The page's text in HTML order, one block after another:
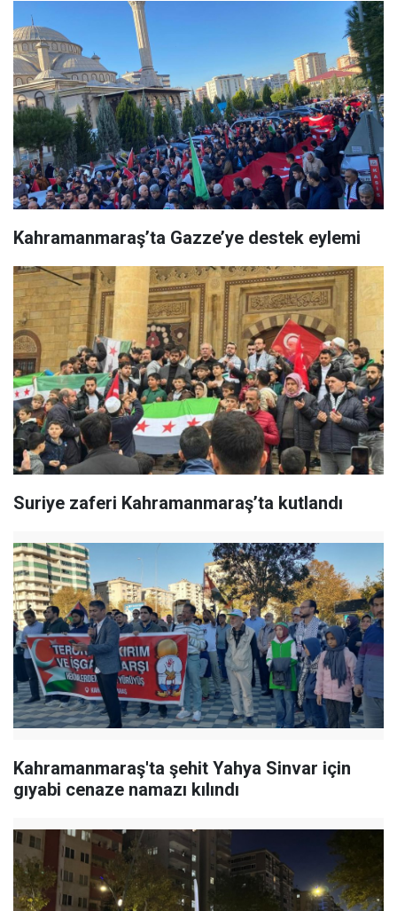
Kahramanmaraş’ta Gazze’ye destek eylemi
Suriye zaferi Kahramanmaraş’ta kutlandı
Kahramanmaraş'ta şehit Yahya Sinvar için
gıyabi cenaze namazı kılındı